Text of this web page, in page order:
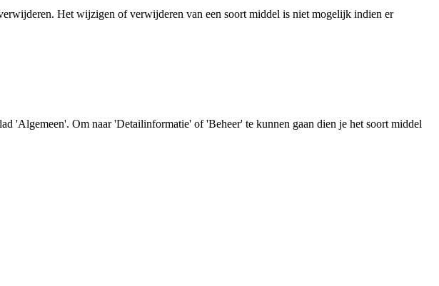
Het wijzigen of verwijderen van een soort middel is niet mogelijk indien er
'Algemeen'. Om naar 'Detailinformatie' of 'Beheer' te kunnen gaan dien je het soort middel